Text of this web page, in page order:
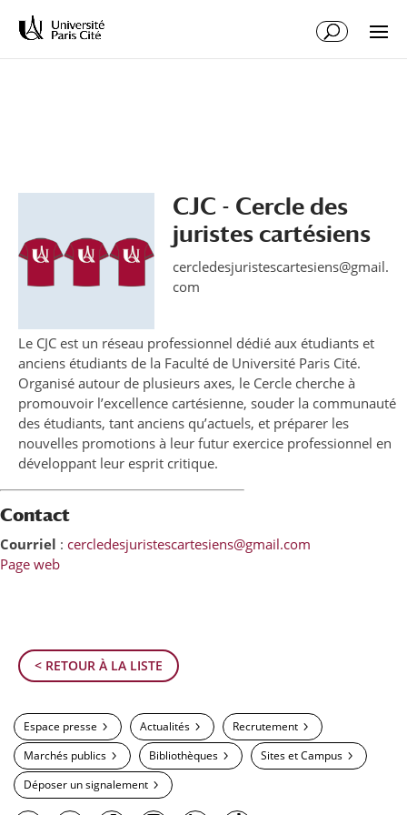
< RETOUR À LA LISTE
CJC - Cercle des
juristes cartésiens
cercledesjuristescartesiens@gmail.
com
Le CJC est un réseau professionnel dédié aux étudiants et
anciens étudiants de la Faculté de Université Paris Cité.
Organisé autour de plusieurs axes, le Cercle cherche à
promouvoir l’excellence cartésienne, souder la communauté
des étudiants, tant anciens qu’actuels, et préparer les
nouvelles promotions à leur futur exercice professionnel en
développant leur esprit critique.
Contact
Courriel : cercledesjuristescartesiens@gmail.com
Page web
Espace presse Actualités
Recrutement
Marchés publics
Bibliothèques
Sites et Campus
Déposer un signalement